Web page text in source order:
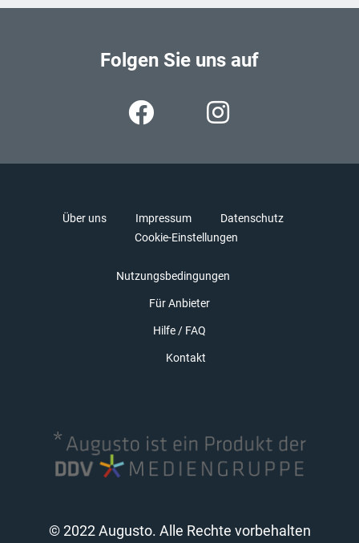
Folgen Sie uns auf
Über uns Impressum
Datenschutz
Cookie-Einstellungen
Nutzungsbedingungen
Für Anbieter
Hilfe / FAQ
Kontakt
© 2022 Augusto. Alle Rechte vorbehalten